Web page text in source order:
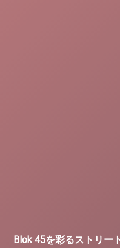
Blok 45を彩るストリー